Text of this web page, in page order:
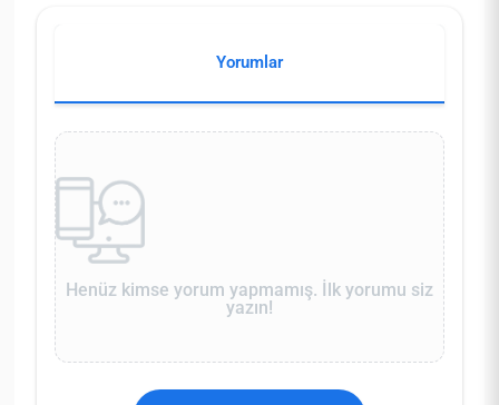
Yorumlar
Henüz kimse yorum yapmamış. İlk yorumu siz
yazın!